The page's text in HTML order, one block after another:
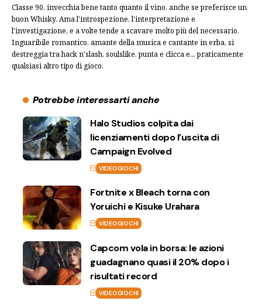
Classe 90, invecchia bene tanto quanto il vino, anche se preferisce un
buon Whisky. Ama l'introspezione, l'interpretazione e
l'investigazione, e a volte tende a scavare molto più del necessario.
Inguaribile romantico, amante della musica e cantante in erba, si
destreggia tra hack n'slash, soulslike, punta e clicca e... praticamente
qualsiasi altro tipo di gioco.
Potrebbe interessarti anche
Halo Studios colpita dai
licenziamenti dopo l’uscita di
Campaign Evolved
VIDEOGIOCHI
Fortnite x Bleach torna con
Yoruichi e Kisuke Urahara
VIDEOGIOCHI
Capcom vola in borsa: le azioni
guadagnano quasi il 20% dopo i
risultati record
VIDEOGIOCHI